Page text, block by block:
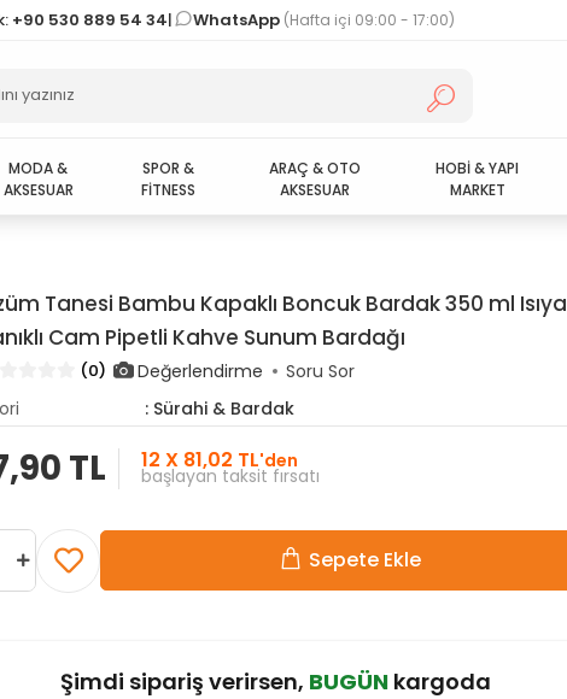
+90 530 889 54 34| WhatsApp (Hafta içi 09:00 - 17:00)
MODA &
AKSESUAR
SPOR &
FİTNESS
ARAÇ & OTO
AKSESUAR
HOBİ & YAPI
MARKET
Tanesi Bambu Kapaklı Boncuk Bardak 350 ml Isıya
Cam Pipetli Kahve Sunum Bardağı
(0) Değerlendirme
Soru Sor
: Sürahi & Bardak
TL 12 X 81,02 TL'den
başlayan taksit fırsatı
Sepete Ekle
Şimdi sipariş verirsen, BUGÜNkargoda